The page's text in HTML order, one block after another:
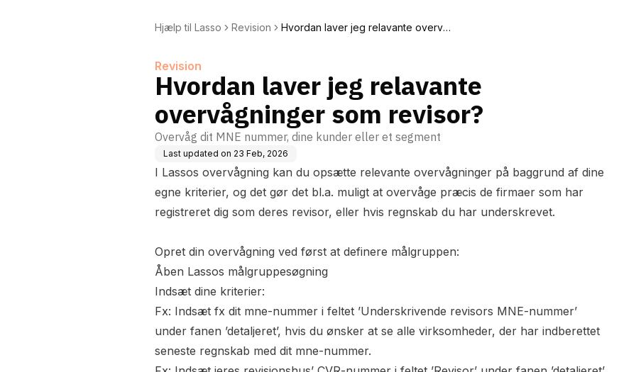
Hjælp til Lasso Revision
Hvordan laver jeg relavante overvå
Revision
Hvordan laver jeg relavante
overvågninger som revisor?
Overvåg dit MNE nummer, dine kunder eller et segment
Last updated on 23 Feb, 2026
I Lassos overvågning kan du opsætte relevante overvågninger på baggrund af dine
egne kriterier, og det gør det bl.a. muligt at overvåge præcis de firmaer som har
registreret dig som deres revisor, eller hvis regnskab du har underskrevet.
Opret din overvågning ved først at definere målgruppen:
Åben Lassos målgruppesøgning
Indsæt dine kriterier:
Fx: Indsæt fx dit mne-nummer i feltet ’Underskrivende revisors MNE-nummer’
under fanen ’detaljeret’, hvis du ønsker at se alle virksomheder, der har indberettet
seneste regnskab med dit mne-nummer.